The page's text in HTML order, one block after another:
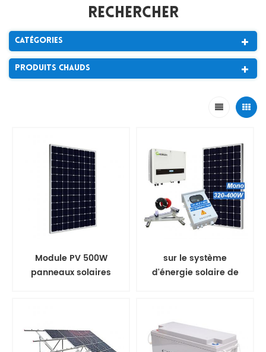
Rechercher
Catégories
Produits Chauds
Module PV 500W
panneaux solaires
sur le système
d'énergie solaire de